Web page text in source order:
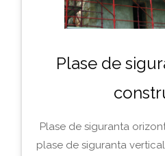
Plase de
Plase de siguranta
plase de siguranta